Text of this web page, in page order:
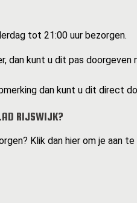
tot 21:00 uur bezorgen.
dan kunt u dit pas
dan kunt u dit direct
RIJSWIJK?
Klik dan hier om je aan